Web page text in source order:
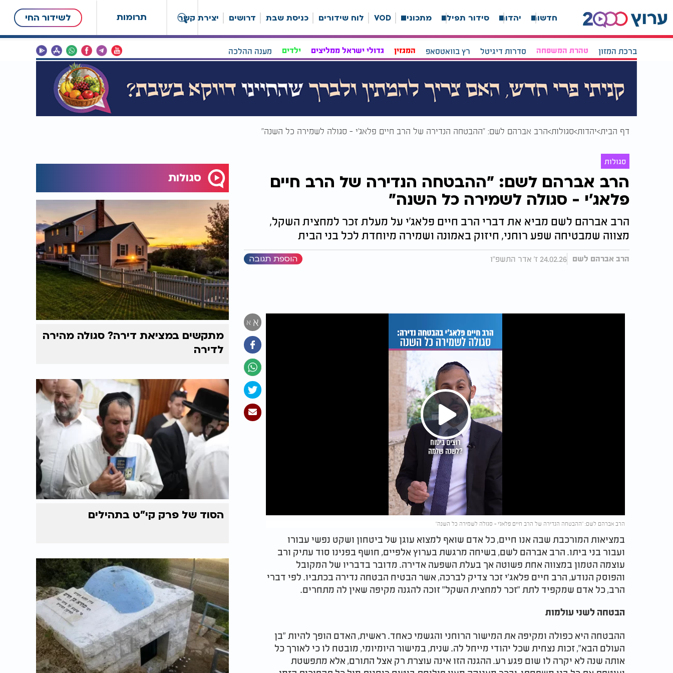
תרומות לשידור החי חדשות יהדות סידור תפילה מתכונים VOD לוח שידורים כניסת שבת דרושים יצירת קשר
ברכת המזון טהרת המשפחה סדרות דיגיטל רץ בוואטסאפ המגזין גדולי ישראל ממליצים ילדים מענה ההלכה
דף הבית יהדות סגולות הרב אברהם לשם: "ההבטחה הנדירה של הרב חיים פלאג'י - סגולה לשמירה כל השנה"
סגולות
הרב אברהם לשם: "ההבטחה הנדירה של הרב חיים
פלאג'י - סגולה לשמירה כל השנה"
הרב אברהם לשם מביא את דברי הרב חיים פלאג'י על מעלת זכר למחצית השקל,
מצווה שמבטיחה שפע רוחני, חיזוק באמונה ושמירה מיוחדת לכל בני הבית
הרב אברהם לשם 24.02.26 ז' אדר התשפ"ו הוספת תגובה
א א
Play
Video
הרב אברהם לשם: "ההבטחה הנדירה של הרב חיים פלאג'י - סגולה לשמירה כל השנה"
במציאות המורכבת שבה אנו חיים, כל אדם שואף למצוא עוגן של ביטחון ושקט נפשי עבורו
ועבור בני ביתו. הרב אברהם לשם, בשיחה מרגשת בערוץ אלפיים, חושף בפנינו סוד עתיק ורב
עוצמה הטמון במצווה אחת פשוטה אך בעלת השפעה אדירה. מדובר בדבריו של המקובל
והפוסק הנודע, הרב חיים פלאג'י זכר צדיק לברכה, אשר הבטיח הבטחה נדירה בכתביו. לפי דברי
הרב, כל אדם שמקפיד לתת "זכר למחצית השקל" זוכה להגנה מקיפה שאין לה מתחרים.
הבטחה לשני עולמות
ההבטחה היא כפולה ומקיפה את המישור הרוחני והגשמי כאחד. ראשית, האדם הופך להיות "בן
העולם הבא", זכות נצחית שכל יהודי מייחל לה. שנית, במישור היומיומי, מובטח לו כי לאורך כל
אותה שנה לא יקרה לו שום פגע רע. ההגנה הזו אינה עוצרת רק אצל התורם, אלא מתפשטת
סגולות
מתקשים במציאת דירה? סגולה מהירה
לדירה
הסוד של פרק קי"ט בתהילים